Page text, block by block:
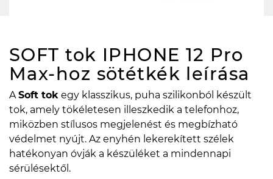
SOFT tok IPHONE 12 Pro
Max-hoz sötétkék leírása
ASoft tok egy klasszikus, puha szilikonból készült
tok, amely tökéletesen illeszkedik a telefonhoz,
miközben stílusos megjelenést és megbízható
védelmet nyújt. Az enyhén lekerekített szélek
hatékonyan óvják a készüléket a mindennapi
sérülésektől.